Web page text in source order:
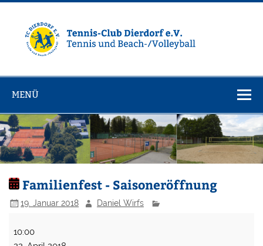
Zum
Dierdorf e.V.
MENÜ
Familienfest - Saisoneröffnung
19. Januar 2018 Daniel Wirfs
10:00